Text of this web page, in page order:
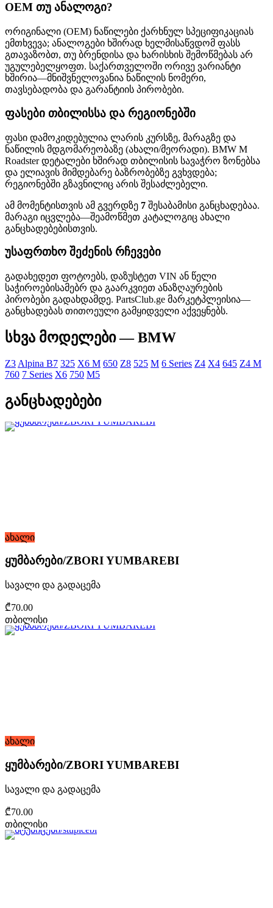
OEM თუ ანალოგი?
ორიგინალი (OEM) ნაწილები ქარხნულ სპეციფიკაციას
ემთხვევა; ანალოგები ხშირად ხელმისაწვდომ ფასს
გთავაზობთ, თუ ბრენდისა და ხარისხის შემოწმებას არ
უგულებელყოფთ. საქართველოში ორივე ვარიანტი
ხშირია—მნიშვნელოვანია ნაწილის ნომერი,
თავსებადობა და გარანტიის პირობები.
ფასები თბილისსა და რეგიონებში
ფასი დამოკიდებულია ლარის კურსზე, მარაგზე და
ნაწილის მდგომარეობაზე (ახალი/მეორადი). BMW M
Roadster დეტალები ხშირად თბილისის სავაჭრო ზონებსა
და ელიავის მიმდებარე ბაზრობებზე გვხვდება;
რეგიონებში გზავნილიც არის შესაძლებელი.
ამ მომენტისთვის ამ გვერდზე 7 შესაბამისი განცხადებაა.
მარაგი იცვლება—შეამოწმეთ კატალოგიც ახალი
განცხადებებისთვის.
უსაფრთხო შეძენის რჩევები
გადახედეთ ფოტოებს, დაზუსტეთ VIN ან წელი
საჭიროებისამებრ და გაარკვიეთ ანაზღაურების
პირობები გადახდამდე. PartsClub.ge მარკეტპლეისია—
განცხადებას თითოეული გამყიდველი აქვეყნებს.
სხვა მოდელები — BMW
Z3 Alpina B7 325 X6 M 650 Z8 525 M 6 Series Z4 X4 645 Z4 M
760 7 Series X6 750 M5
განცხადებები
ახალი
ყუმბარები/ZBORI YUMBAREBI
სავალი და გადაცემა
₾70.00
თბილისი
ახალი
ყუმბარები/ZBORI YUMBAREBI
სავალი და გადაცემა
₾70.00
თბილისი